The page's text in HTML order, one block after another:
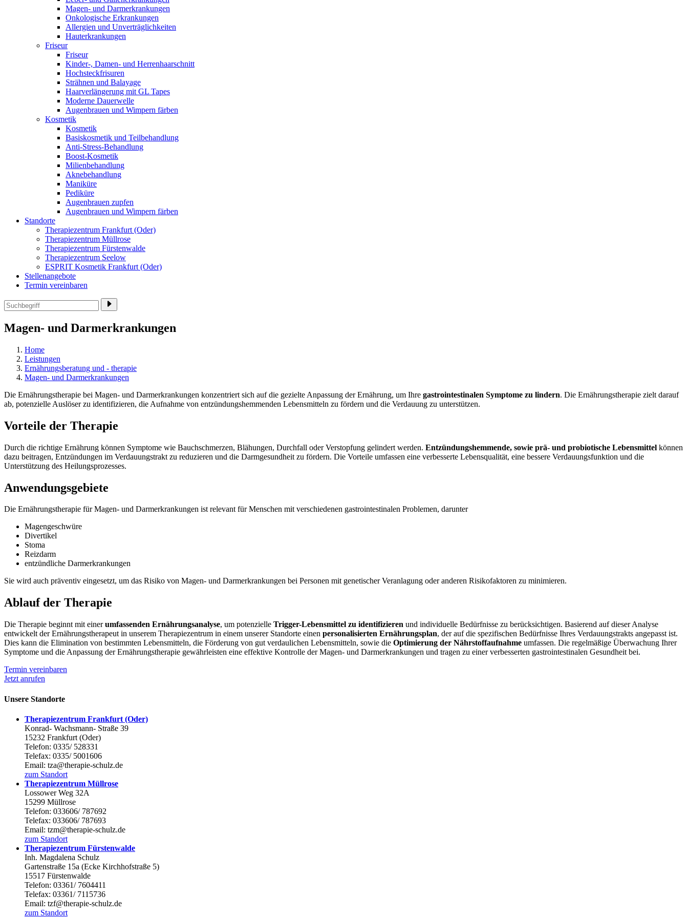
Magen- und Darmerkrankungen
Onkologische Erkrankungen
Allergien und Unverträglichkeiten
Hauterkrankungen
Friseur
Friseur
Kinder-, Damen- und Herrenhaarschnitt
Hochsteckfrisuren
Strähnen und Balayage
Haarverlängerung mit GL Tapes
Moderne Dauerwelle
Augenbrauen und Wimpern färben
Kosmetik
Kosmetik
Basiskosmetik und Teilbehandlung
Anti-Stress-Behandlung
Boost-Kosmetik
Milienbehandlung
Aknebehandlung
Maniküre
Pediküre
Augenbrauen zupfen
Augenbrauen und Wimpern färben
Standorte
Therapiezentrum Frankfurt (Oder)
Therapiezentrum Müllrose
Therapiezentrum Fürstenwalde
Therapiezentrum Seelow
ESPRIT Kosmetik Frankfurt (Oder)
Stellenangebote
Termin vereinbaren
Magen- und Darmerkrankungen
Home
Leistungen
Ernährungsberatung und - therapie
Magen- und Darmerkrankungen
Die Ernährungstherapie bei Magen- und Darmerkrankungen konzentriert sich auf die gezielte Anpassung der Ernährung, um Ihre gastrointestinalen Symptome zu lindern. Die Ernährungstherapie zielt darauf
ab, potenzielle Auslöser zu identifizieren, die Aufnahme von entzündungshemmenden Lebensmitteln zu fördern und die Verdauung zu unterstützen.
Vorteile der Therapie
Durch die richtige Ernährung können Symptome wie Bauchschmerzen, Blähungen, Durchfall oder Verstopfung gelindert werden. Entzündungshemmende, sowie prä- und probiotische Lebensmittel können
dazu beitragen, Entzündungen im Verdauungstrakt zu reduzieren und die Darmgesundheit zu fördern. Die Vorteile umfassen eine verbesserte Lebensqualität, eine bessere Verdauungsfunktion und die
Unterstützung des Heilungsprozesses.
Anwendungsgebiete
Die Ernährungstherapie für Magen- und Darmerkrankungen ist relevant für Menschen mit verschiedenen gastrointestinalen Problemen, darunter
Magengeschwüre
Divertikel
Stoma
Reizdarm
entzündliche Darmerkrankungen
Sie wird auch präventiv eingesetzt, um das Risiko von Magen- und Darmerkrankungen bei Personen mit genetischer Veranlagung oder anderen Risikofaktoren zu minimieren.
Ablauf der Therapie
Die Therapie beginnt mit einerumfassenden Ernährungsanalyse, um potenzielle Trigger-Lebensmittel zu identifizieren und individuelle Bedürfnisse zu berücksichtigen. Basierend auf dieser Analyse
entwickelt der Ernährungstherapeut in unserem Therapiezentrum in einem unserer Standorte einen personalisierten Ernährungsplan, der auf die spezifischen Bedürfnisse Ihres Verdauungstrakts angepasst ist.
Dies kann die Elimination von bestimmten Lebensmitteln, die Förderung von gut verdaulichen Lebensmitteln, sowie die Optimierung der Nährstoffaufnahme umfassen. Die regelmäßige Überwachung Ihrer
Symptome und die Anpassung der Ernährungstherapie gewährleisten eine effektive Kontrolle der Magen- und Darmerkrankungen und tragen zu einer verbesserten gastrointestinalen Gesundheit bei.
Termin vereinbaren
Jetzt anrufen
Unsere Standorte
Therapiezentrum Frankfurt (Oder)
Konrad- Wachsmann- Straße 39
15232 Frankfurt (Oder)
Telefon: 0335/ 528331
Telefax: 0335/ 5001606
Email: tza@therapie-schulz.de
zum Standort
Therapiezentrum Müllrose
Lossower Weg 32A
15299 Müllrose
Telefon: 033606/ 787692
Telefax: 033606/ 787693
Email: tzm@therapie-schulz.de
zum Standort
Therapiezentrum Fürstenwalde
Inh. Magdalena Schulz
Gartenstraße 15a (Ecke Kirchhofstraße 5)
15517 Fürstenwalde
Telefon: 03361/ 7604411
Telefax: 03361/ 7115736
Email: tzf@therapie-schulz.de
zum Standort